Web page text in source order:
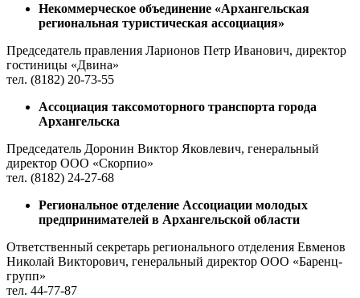
Некоммерческое объединение «Архангельская
региональная туристическая ассоциация»
Председатель правления Ларионов Петр Иванович, директор
гостиницы «Двина»
тел. (8182) 20-73-55
Ассоциация таксомоторного транспорта города
Архангельска
Председатель Доронин Виктор Яковлевич, генеральный
директор ООО «Скорпио»
тел. (8182) 24-27-68
Региональное отделение Ассоциации молодых
предпринимателей в Архангельской области
Ответственный секретарь регионального отделения Евменов
Николай Викторович, генеральный директор ООО «Баренц-
групп»
тел. 44-77-87